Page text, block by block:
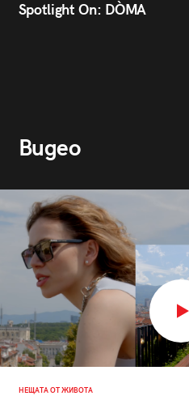
Spotlight On: DÒMA
Видео
НЕЩАТА ОТ ЖИВОТА